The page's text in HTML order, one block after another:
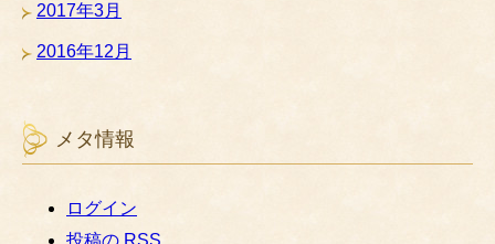
2017年3月
2016年12月
メタ情報
ログイン
投稿の RSS